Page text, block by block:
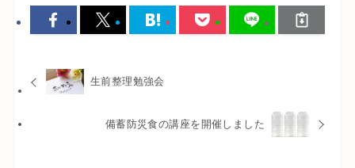
生前整理勉強会
備蓄防災食の講座を開催しました